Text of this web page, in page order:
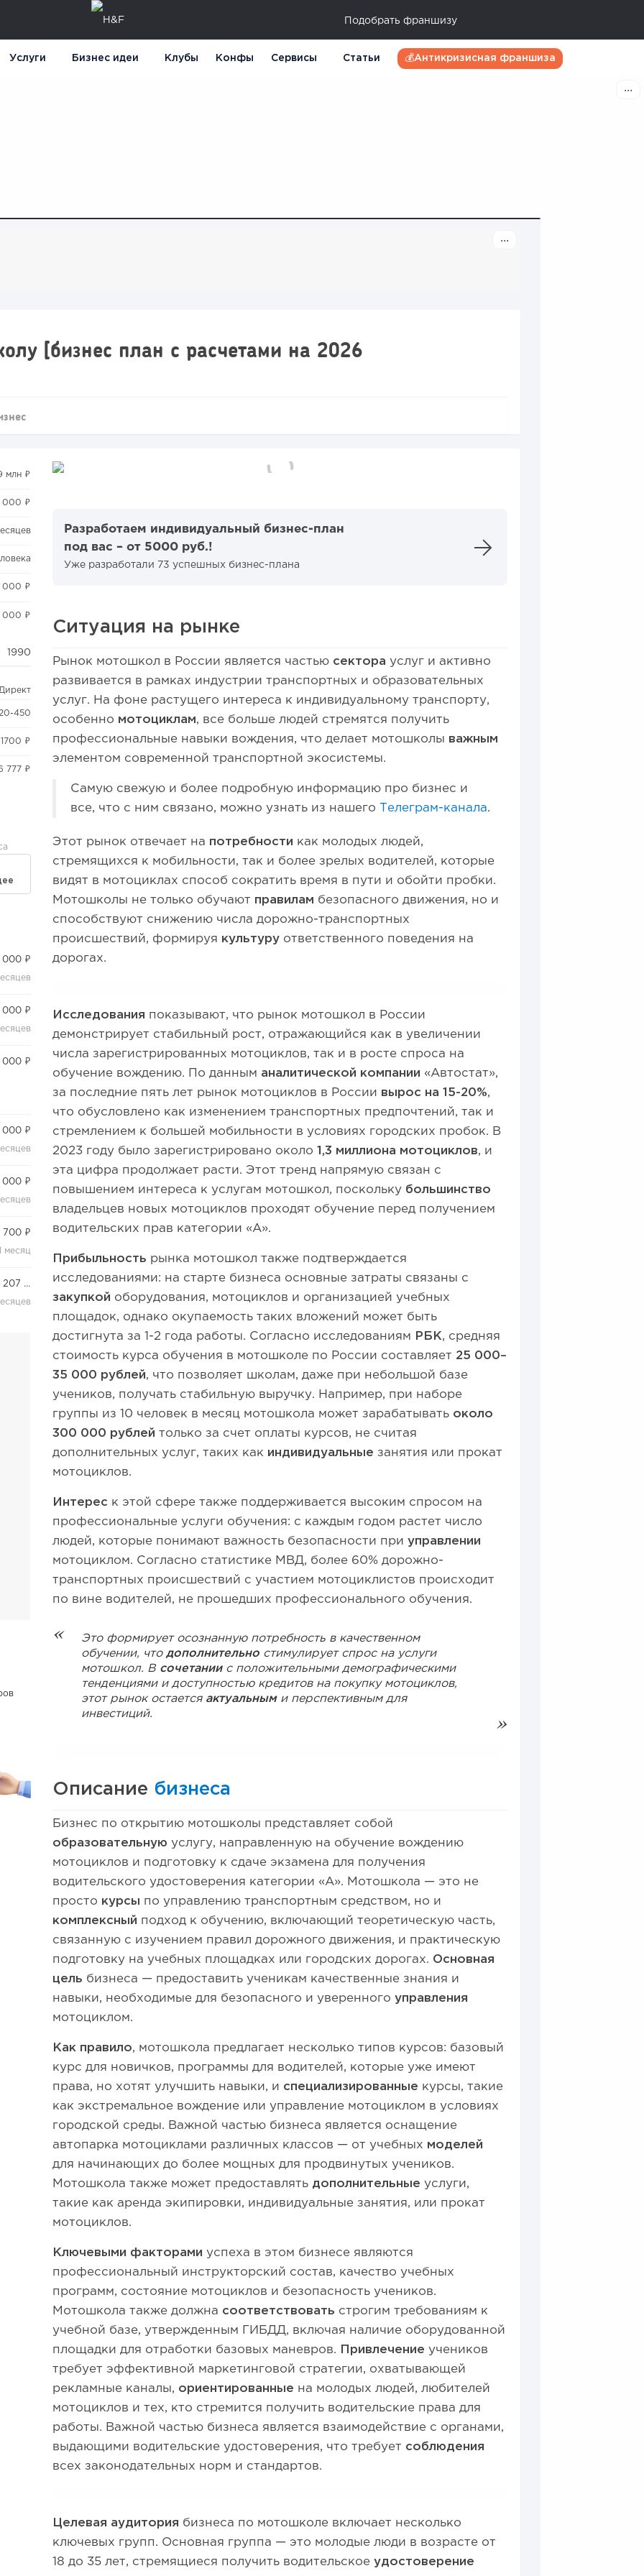
Подобрать франшизу
Услуги Бизнес идеи Клубы Конфы Сервисы Статьи 💰Антикризисная франшиза
[бизнес план с расчетами на 2026
млн ₽
000 ₽
000 ₽
000 ₽
1990
450
₽
777 ₽
000 ₽
000 ₽
000 ₽
000 ₽
000 ₽
700 ₽
месяц
100 000 – 207 500+ руб
Разработаем индивидуальный бизнес-план
под вас – от 5000 руб.!
Уже разработали 73 успешных бизнес-плана
Ситуация на рынке
Рынок мотошкол в России является частью сектора услуг и активно
развивается в рамках индустрии транспортных и образовательных
услуг. На фоне растущего интереса к индивидуальному транспорту,
особенно мотоциклам, все больше людей стремятся получить
профессиональные навыки вождения, что делает мотошколы важным
элементом современной транспортной экосистемы.
Самую свежую и более подробную информацию про бизнес и
все, что с ним связано, можно узнать из нашего
Телеграм-канала.
Этот рынок отвечает на потребности как молодых людей,
стремящихся к мобильности, так и более зрелых водителей, которые
видят в мотоциклах способ сократить время в пути и обойти пробки.
Мотошколы не только обучают правилам безопасного движения, но и
способствуют снижению числа дорожно-транспортных
происшествий, формируя культуру ответственного поведения на
дорогах.
Исследования показывают, что рынок мотошкол в России
демонстрирует стабильный рост, отражающийся как в увеличении
числа зарегистрированных мотоциклов, так и в росте спроса на
обучение вождению. По данным аналитической компании «Автостат»,
за последние пять лет рынок мотоциклов в России вырос на 15-20%,
что обусловлено как изменением транспортных предпочтений, так и
стремлением к большей мобильности в условиях городских пробок. В
2023 году было зарегистрировано около 1,3 миллиона мотоциклов, и
эта цифра продолжает расти. Этот тренд напрямую связан с
повышением интереса к услугам мотошкол, поскольку большинство
владельцев новых мотоциклов проходят обучение перед получением
водительских прав категории «A».
Прибыльность рынка мотошкол также подтверждается
исследованиями: на старте бизнеса основные затраты связаны с
закупкой оборудования, мотоциклов и организацией учебных
площадок, однако окупаемость таких вложений может быть
достигнута за 1-2 года работы. Согласно исследованиям
РБК, средняя
стоимость курса обучения в мотошколе по России составляет 25 000–
35 000 рублей, что позволяет школам, даже при небольшой базе
учеников, получать стабильную выручку. Например, при наборе
группы из 10 человек в месяц мотошкола может зарабатывать около
300 000 рублей только за счет оплаты курсов, не считая
дополнительных услуг, таких как индивидуальные занятия или прокат
мотоциклов.
Интерес к этой сфере также поддерживается высоким спросом на
профессиональные услуги обучения: с каждым годом растет число
людей, которые понимают важность безопасности приуправлении
мотоциклом. Согласно статистике МВД, более 60% дорожно-
транспортных происшествий с участием мотоциклистов происходит
по вине водителей, не прошедших профессионального обучения.
Это формирует осознанную потребность в качественном
обучении, чтодополнительно стимулирует спрос на услуги
мотошкол. В сочетаниис положительными демографическими
тенденциями и доступностью кредитов на покупку мотоциклов,
этот рынок остается актуальными перспективным для
инвестиций.
Описание бизнеса
Бизнес по открытию мотошколы представляет собой
образовательную услугу, направленную на обучение вождению
мотоциклов и подготовку к сдаче экзамена для получения
водительского удостоверения категории «А». Мотошкола — это не
просто курсы по управлению транспортным средством, но и
комплексный подход к обучению, включающий теоретическую часть,
связанную с изучением правил дорожного движения, и практическую
подготовку на учебных площадках или городских дорогах. Основная
цель бизнеса — предоставить ученикам качественные знания и
навыки, необходимые для безопасного и уверенногоуправления
мотоциклом.
Как правило, мотошкола предлагает несколько типов курсов: базовый
курс для новичков, программы для водителей, которые уже имеют
права, но хотят улучшить навыки, и специализированные курсы, такие
как экстремальное вождение или управление мотоциклом в условиях
городской среды. Важной частью бизнеса является оснащение
автопарка мотоциклами различных классов — от учебных моделей
для начинающих до более мощных для продвинутых учеников.
Мотошкола также может предоставлять дополнительные услуги,
такие как аренда экипировки, индивидуальные занятия, или прокат
мотоциклов.
Ключевыми факторами успеха в этом бизнесе являются
профессиональный инструкторский состав, качество учебных
программ, состояние мотоциклов и безопасность учеников.
Мотошкола также должна соответствовать строгим требованиям к
учебной базе, утвержденным ГИБДД, включая наличие оборудованной
площадки для отработки базовых маневров.
Привлечение учеников
требует эффективной маркетинговой стратегии, охватывающей
рекламные каналы, ориентированные на молодых людей, любителей
мотоциклов и тех, кто стремится получить водительские права для
работы. Важной частью бизнеса является взаимодействие с органами,
выдающими водительские удостоверения, что требует соблюдения
всех законодательных норм и стандартов.
Целевая аудитория бизнеса по мотошколе включает несколько
ключевых групп. Основная группа — это молодые люди в возрасте от
18 до 35 лет, стремящиеся получить водительскоеудостоверение